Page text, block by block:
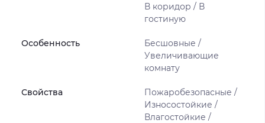
В коридор / В
гостиную
Особенность
Бесшовные /
Увеличивающие
комнату
Свойства
Пожаробезопасные /
Износостойкие /
Влагостойкие /